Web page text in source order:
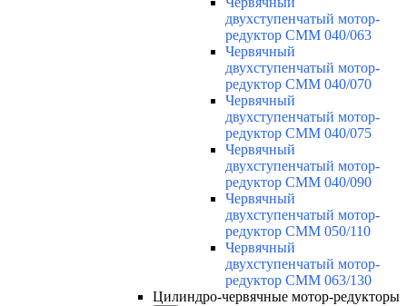
двухступенчатый мотор-
редуктор CMM 040/063
Червячный
двухступенчатый мотор-
редуктор CMM 040/070
Червячный
двухступенчатый мотор-
редуктор CMM 040/075
Червячный
двухступенчатый мотор-
редуктор CMM 040/090
Червячный
двухступенчатый мотор-
редуктор CMM 050/110
Червячный
двухступенчатый мотор-
редуктор CMM 063/130
Цилиндро-червячные мотор-редукторы